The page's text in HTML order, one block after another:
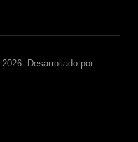
Desarrollado por